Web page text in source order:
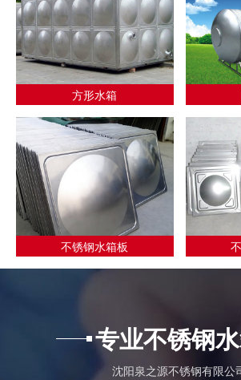
方形水箱
不锈钢水箱板
专业不锈钢
沈阳泉之源不锈钢有限公